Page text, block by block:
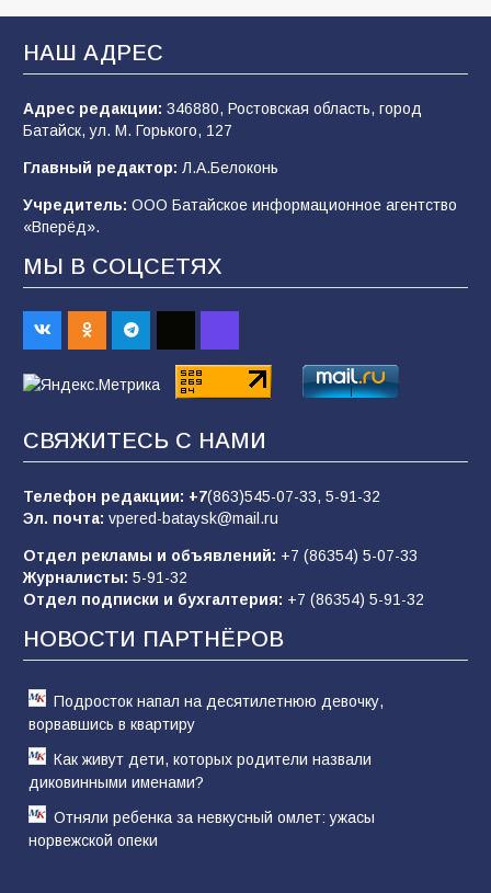
«Мобилизация или набор?» Что на самом
деле происходит в армии России в августе
2026 года
В Батайске продолжаются дорожные работы
98 04.08.2026
«Пургу нести — не поля переходить»: почему
заявления о мобилизации — это
пропагандистский вброс
01.08.2026
Будет ли мобилизация в России в 2026 году
после выборов: в Госдуме дали ответ
84 06.08.2026
«Слухами Москву не возьмёшь»: почему
заявления Киева о мобилизации — это
отчаяние, а не разведка
81 02.08.2026
НАШ АДРЕС
Адрес редакции: 346880, Ростовская область, город
Батайск, ул. М. Горького, 127
Главный редактор: Л.А.Белоконь
Учредитель: ООО Батайское информационное агентство
«Вперёд».
МЫ В СОЦСЕТЯХ
СВЯЖИТЕСЬ С НАМИ
Телефон редакции: +7(863)545-07-33, 5-91-32
Эл. почта: vpered-bataysk@mail.ru
Отдел рекламы и объявлений: +7 (86354) 5-07-33
Журналисты: 5-91-32
Отдел подписки и бухгалтерия: +7 (86354) 5-91-32
НОВОСТИ ПАРТНЁРОВ
Подросток напал на десятилетнюю девочку,
ворвавшись в квартиру
Как живут дети, которых родители назвали
диковинными именами?
Отняли ребенка за невкусный омлет: ужасы
норвежской опеки